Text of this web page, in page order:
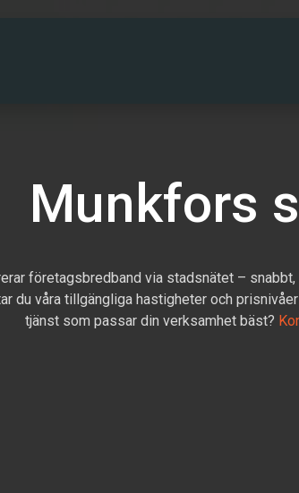
Munkfors
företagsbredband via stadsnätet –
du våra tillgängliga hastigheter och
tjänst som passar din verksamhet bäst?